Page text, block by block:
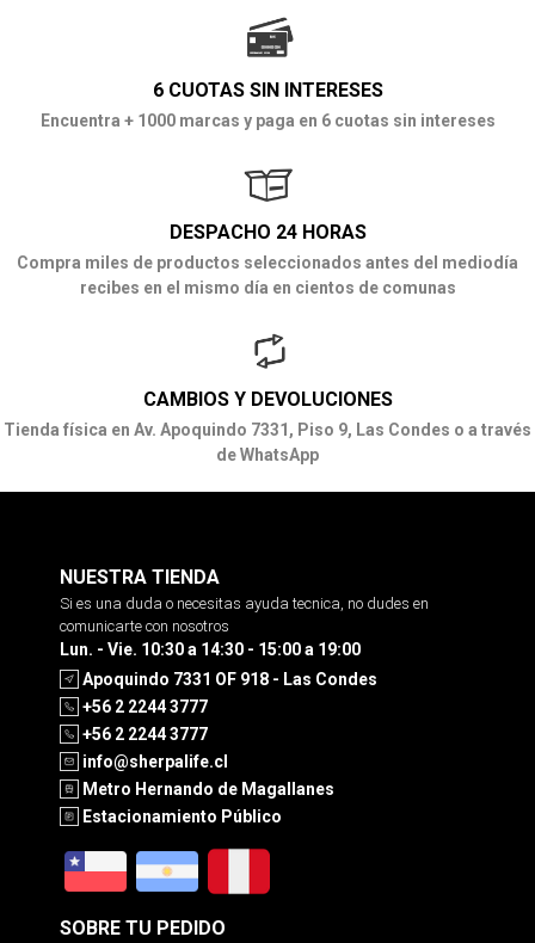
6 CUOTAS SIN INTERESES
Encuentra + 1000 marcas y paga en 6 cuotas sin intereses
DESPACHO 24 HORAS
Compra miles de productos seleccionados antes del mediodía
recibes en el mismo día en cientos de comunas
CAMBIOS Y DEVOLUCIONES
Tienda física en Av. Apoquindo 7331, Piso 9, Las Condes o a través
de WhatsApp
NUESTRA TIENDA
Si es una duda o necesitas ayuda tecnica, no dudes en
comunicarte con nosotros
Lun. - Vie. 10:30 a 14:30 - 15:00 a 19:00
Apoquindo 7331 OF 918 - Las Condes
+56 2 2244 3777
+56 2 2244 3777
info@sherpalife.cl
Metro Hernando de Magallanes
Estacionamiento Público
SOBRE TU PEDIDO